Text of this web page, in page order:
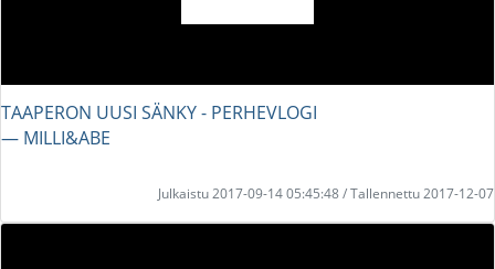
TAAPERON UUSI SÄNKY - PERHEVLOGI
― MILLI&ABE
Julkaistu 2017-09-14 05:45:48 / Tallennettu 2017-12-07